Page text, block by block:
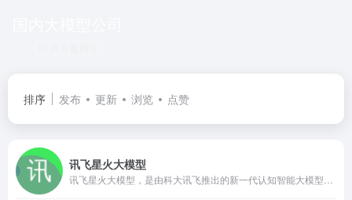
排序 发布 更新 浏览 点赞
讯飞星火大模型